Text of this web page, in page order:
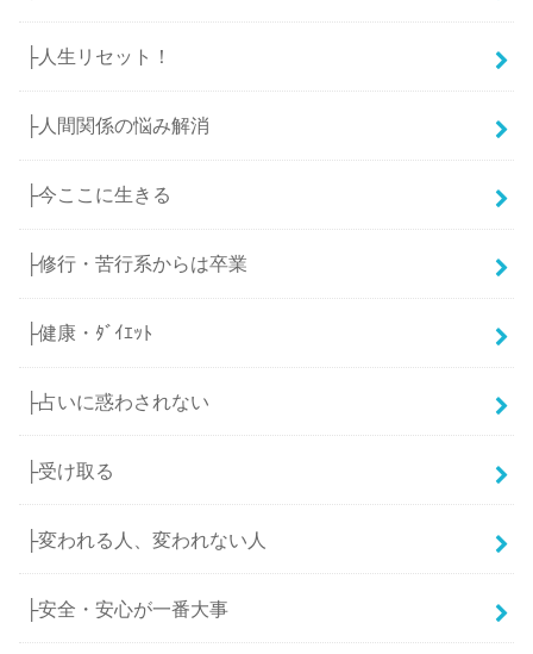
├人生リセット！
├人間関係の悩み解消
├今ここに生きる
├修行・苦行系からは卒業
├健康・ﾀﾞｲｴｯﾄ
├占いに惑わされない
├受け取る
├変われる人、変われない人
├安全・安心が一番大事